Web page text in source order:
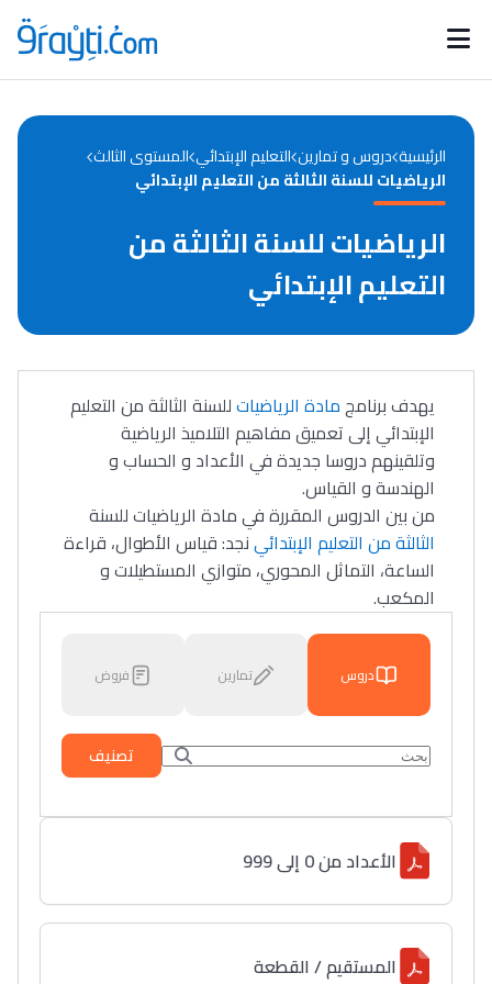
Catégories
d'actualités
Annonces bourses
الرئيسية دروس و تمارين التعليم الإبتدائي المستوى الثالث
الرياضيات للسنة الثالثة من التعليم الإبتدائي
الرياضيات للسنة الثالثة من
التعليم الإبتدائي
يهدف برنامجمادة الرياضياتللسنة الثالثة من التعليم
الإبتدائي إلى تعميق مفاهيم التلاميذ الرياضية
وتلقينهم دروسا جديدة في الأعداد و الحساب و
الهندسة و القياس.
من بين الدروس المقررة في مادة الرياضيات للسنة
الثالثة من التعليم الإبتدائينجد: قياس الأطوال، قراءة
الساعة، التماثل المحوري، متوازي المستطيلات و
المكعب.
دروس تمارين فروض
تصنيف
الأعداد من 0 إلى 999
المستقيم / القطعة